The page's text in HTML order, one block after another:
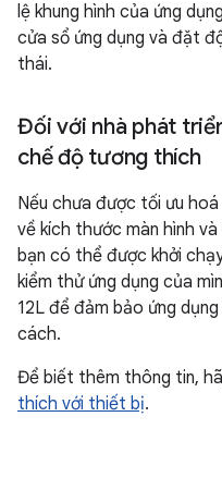
lệ khung hình của ứng
cửa sổ ứng dụng và đặt
thái.
Đối với nhà phát
chế độ tương thích
Nếu chưa được tối ưu
về kích thước màn hình
bạn có thể được khởi
kiểm thử ứng dụng của
12L để đảm bảo ứng
cách.
Để biết thêm thông tin,
thích với thiết bị.